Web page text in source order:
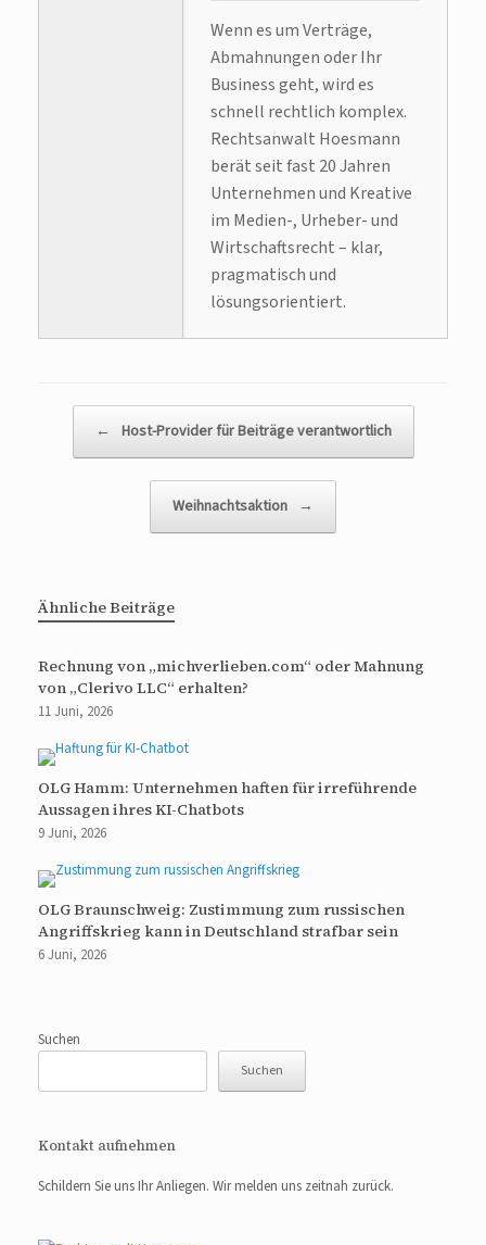
Wenn es um Verträge,
Abmahnungen oder Ihr
Business geht, wird es
schnell rechtlich komplex.
Rechtsanwalt Hoesmann
berät seit fast 20 Jahren
Unternehmen und Kreative
im Medien-, Urheber- und
Wirtschaftsrecht – klar,
pragmatisch und
lösungsorientiert.
← Host-Provider für Beiträge verantwortlich
Weihnachtsaktion →
Ähnliche Beiträge
Rechnung von „michverlieben.com“ oder Mahnung
von „Clerivo LLC“ erhalten?
11 Juni, 2026
OLG Hamm: Unternehmen haften für irreführende
Aussagen ihres KI-Chatbots
9 Juni, 2026
OLG Braunschweig: Zustimmung zum russischen
Angriffskrieg kann in Deutschland strafbar sein
6 Juni, 2026
Suchen
Suchen
Kontakt aufnehmen
Schildern Sie uns Ihr Anliegen. Wir melden uns zeitnah zurück.